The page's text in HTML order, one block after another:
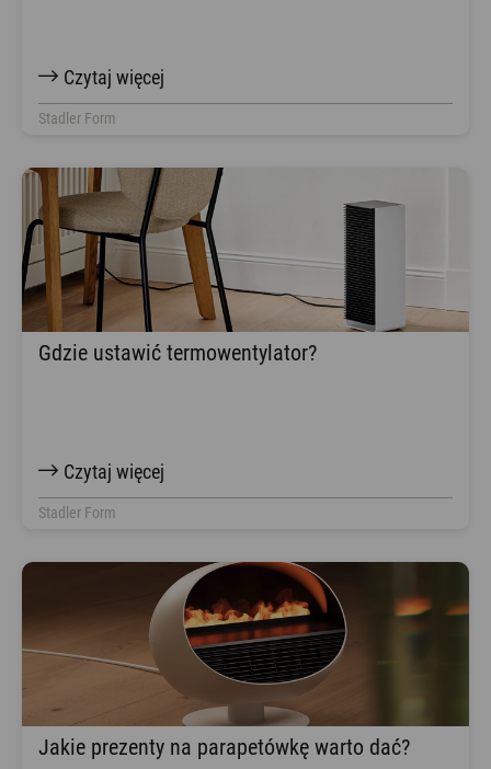
Czytaj więcej
Stadler Form
Gdzie ustawić termowentylator?
Czytaj więcej
Stadler Form
Jakie prezenty na parapetówkę warto dać?